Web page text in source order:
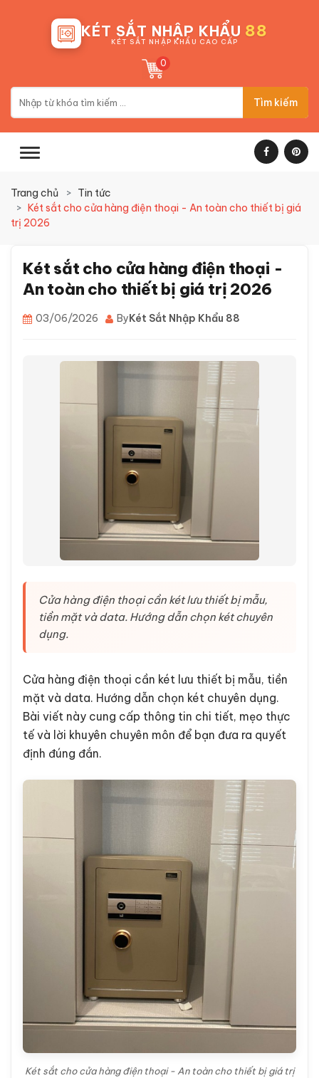
KÉT SẮT NHẬP KHẨU 88
KÉT SẮT NHẬP KHẨU CAO CẤP
0
Tìm kiếm
Trang chủ
Tin tức
Két sắt cho cửa hàng điện thoại - An toàn cho thiết bị giá
trị 2026
Két sắt cho cửa hàng điện thoại -
An toàn cho thiết bị giá trị 2026
03/06/2026 ByKét Sắt Nhập Khẩu 88
Cửa hàng điện thoại cần két lưu thiết bị mẫu,
tiền mặt và data. Hướng dẫn chọn két chuyên
dụng.
Cửa hàng điện thoại cần két lưu thiết bị mẫu, tiền
mặt và data. Hướng dẫn chọn két chuyên dụng.
Bài viết này cung cấp thông tin chi tiết, mẹo thực
tế và lời khuyên chuyên môn để bạn đưa ra quyết
định đúng đắn.
Két sắt cho cửa hàng điện thoại - An toàn cho thiết bị giá trị